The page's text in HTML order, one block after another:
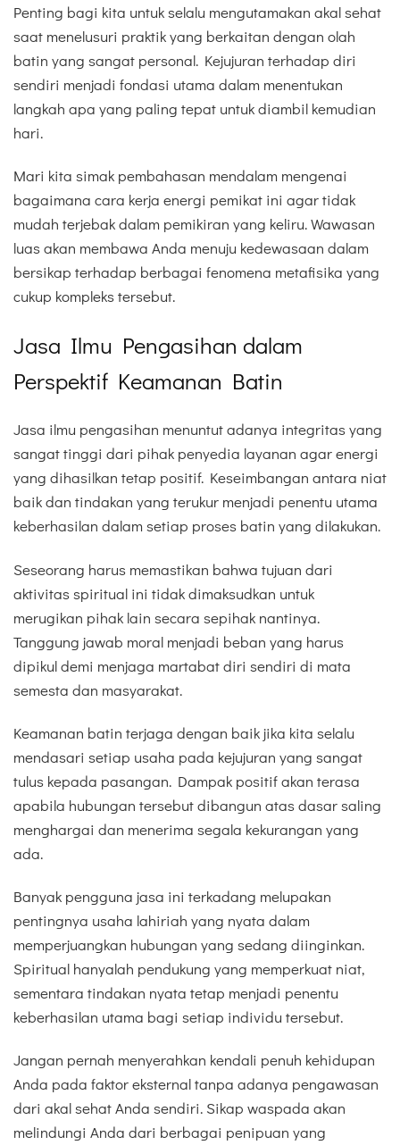
Penting bagi kita untuk selalu mengutamakan akal sehat
saat menelusuri praktik yang berkaitan dengan olah
batin yang sangat personal. Kejujuran terhadap diri
sendiri menjadi fondasi utama dalam menentukan
langkah apa yang paling tepat untuk diambil kemudian
hari.
Mari kita simak pembahasan mendalam mengenai
bagaimana cara kerja energi pemikat ini agar tidak
mudah terjebak dalam pemikiran yang keliru. Wawasan
luas akan membawa Anda menuju kedewasaan dalam
bersikap terhadap berbagai fenomena metafisika yang
cukup kompleks tersebut.
Jasa Ilmu Pengasihan dalam
Perspektif Keamanan Batin
Jasa ilmu pengasihan menuntut adanya integritas yang
sangat tinggi dari pihak penyedia layanan agar energi
yang dihasilkan tetap positif. Keseimbangan antara niat
baik dan tindakan yang terukur menjadi penentu utama
keberhasilan dalam setiap proses batin yang dilakukan.
Seseorang harus memastikan bahwa tujuan dari
aktivitas spiritual ini tidak dimaksudkan untuk
merugikan pihak lain secara sepihak nantinya.
Tanggung jawab moral menjadi beban yang harus
dipikul demi menjaga martabat diri sendiri di mata
semesta dan masyarakat.
Keamanan batin terjaga dengan baik jika kita selalu
mendasari setiap usaha pada kejujuran yang sangat
tulus kepada pasangan. Dampak positif akan terasa
apabila hubungan tersebut dibangun atas dasar saling
menghargai dan menerima segala kekurangan yang
ada.
Banyak pengguna jasa ini terkadang melupakan
pentingnya usaha lahiriah yang nyata dalam
memperjuangkan hubungan yang sedang diinginkan.
Spiritual hanyalah pendukung yang memperkuat niat,
sementara tindakan nyata tetap menjadi penentu
keberhasilan utama bagi setiap individu tersebut.
Jangan pernah menyerahkan kendali penuh kehidupan
Anda pada faktor eksternal tanpa adanya pengawasan
dari akal sehat Anda sendiri. Sikap waspada akan
melindungi Anda dari berbagai penipuan yang